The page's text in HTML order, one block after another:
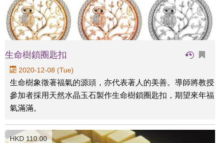
生命樹鎖圈匙扣
2020-12-08 (Tue)
生命樹象徵著福氣的源頭，亦代表著人的美善。導師將教授
參加者採用天然水晶玉石製作生命樹鎖圈匙扣，期望來年福
氣滿滿。
HKD 110.00